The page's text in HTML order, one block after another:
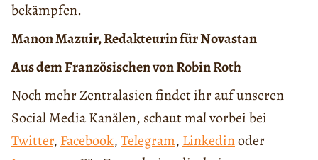
bekämpfen.
Manon Mazuir, Redakteurin für Novastan
Aus dem Französischen von Robin Roth
Noch mehr Zentralasien findet ihr auf unseren
Social Media Kanälen, schaut mal vorbei bei
Twitter, Facebook,Telegram, Linkedinoder